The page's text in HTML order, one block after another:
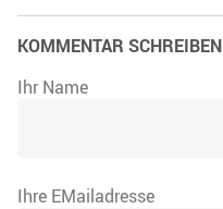
KOMMENTAR SCHREIBEN
Ihr Name
Ihre EMailadresse